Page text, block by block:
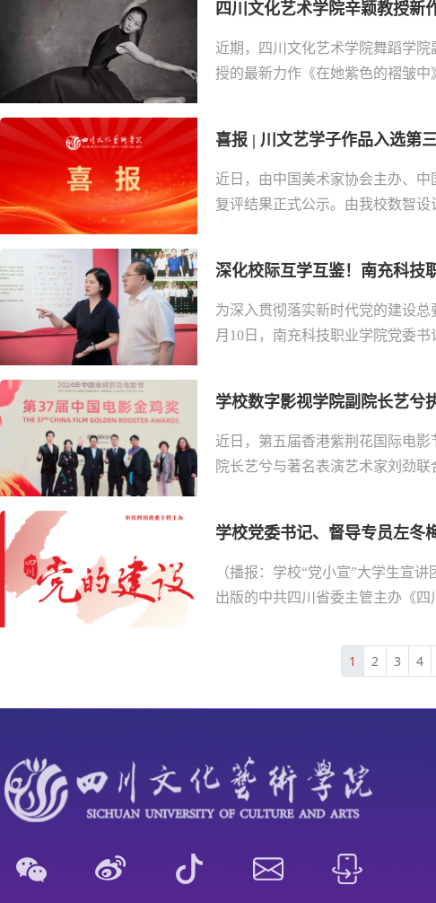
四川文化艺术学院辛颖教授新
近期，四川文化艺术学院舞蹈学
授的最新力作《在她紫色的褶皱中
喜报 | 川文艺学子作品入选第
近日，由中国美术家协会主办、
复评结果正式公示。由我校数智
深化校际互学互鉴！南充科技
为深入贯彻落实新时代党的建设
月10日，南充科技职业学院党委
学校数字影视学院副院长艺兮
近日，第五届香港紫荆花国际电
院长艺兮与著名表演艺术家刘劲
学校党委书记、督导专员左冬
（播报：学校“党小宣”大学生宣
出版的中共四川省委主管主办《四
1 2 3 4